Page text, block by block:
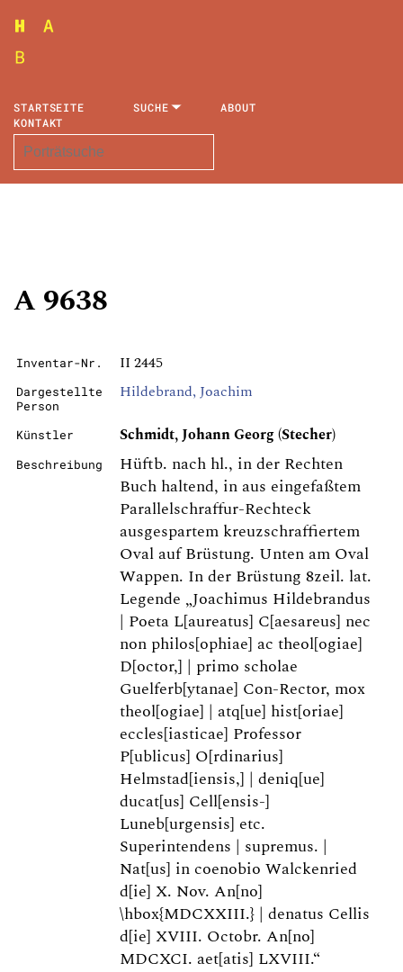
STARTSEITE SUCHE
ABOUT
KONTAKT
A 9638
Inventar-Nr. II 2445
Dargestellte
Person
Hildebrand, Joachim
Künstler Schmidt, Johann Georg (Stecher)
Beschreibung
Hüftb. nach hl., in der Rechten
Buch haltend, in aus eingefaßtem
Parallelschraffur-Rechteck
ausgespartem kreuzschraffiertem
Oval auf Brüstung. Unten am Oval
Wappen. In der Brüstung 8zeil. lat.
Legende „Joachimus Hildebrandus
| Poeta L[aureatus] C[aesareus] nec
non philos[ophiae] ac theol[ogiae]
D[octor,] | primo scholae
Guelferb[ytanae] Con-Rector, mox
theol[ogiae] | atq[ue] hist[oriae]
eccles[iasticae] Professor
P[ublicus] O[rdinarius]
Helmstad[iensis,] | deniq[ue]
ducat[us] Cell[ensis-]
Luneb[urgensis] etc.
Superintendens | supremus. |
Nat[us] in coenobio Walckenried
d[ie] X. Nov. An[no]
\hbox{MDCXXIII.} | denatus Cellis
d[ie] XVIII. Octobr. An[no]
MDCXCI. aet[atis] LXVIII.“